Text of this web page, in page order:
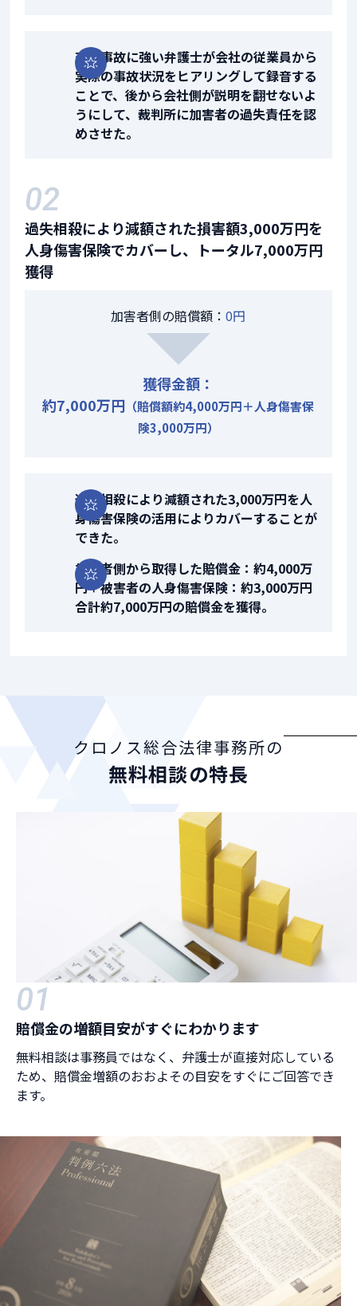
交通事故に強い弁護士が会社の従業員から
実際の事故状況をヒアリングして録音する
ことで、後から会社側が説明を翻せないよ
うにして、裁判所に加害者の過失責任を認
めさせた。
02
過失相殺により減額された損害額3,000万円を
人身傷害保険でカバーし、トータル7,000万円
獲得
加害者側の賠償額：0円
獲得金額：
約7,000万円 （賠償額約4,000万円＋人身傷害保
険3,000万円）
過失相殺により減額された3,000万円を人
身傷害保険の活用によりカバーすることが
できた。
加害者側から取得した賠償金：約4,000万
円＋被害者の人身傷害保険：約3,000万円
合計約7,000万円の賠償金を獲得。
クロノス総合法律事務所の
無料相談の特長
01
賠償金の増額目安がすぐにわかります
無料相談は事務員ではなく、弁護士が直接対応している
ため、賠償金増額のおおよその目安をすぐにご回答でき
ます。